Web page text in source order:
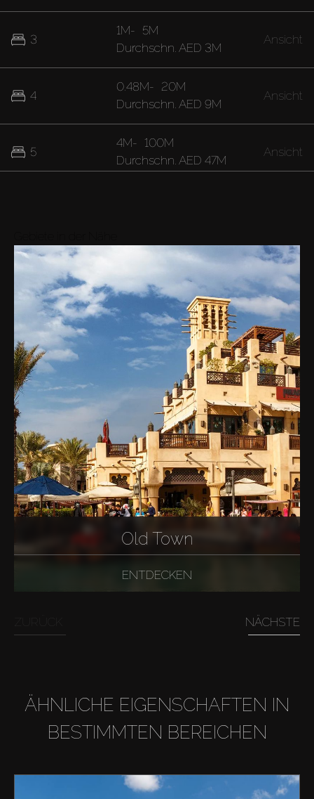
3
4
5
1M- 5M
Durchschn. AED 3M
Ansicht
0.48M- 20M
Durchschn. AED 9M
Ansicht
4M- 100M
Durchschn. AED 47M
Ansicht
Old Town
ENTDECKEN
NÄCHSTE
ÄHNLICHE EIGENSCHAFTEN IN
BESTIMMTEN BEREICHEN